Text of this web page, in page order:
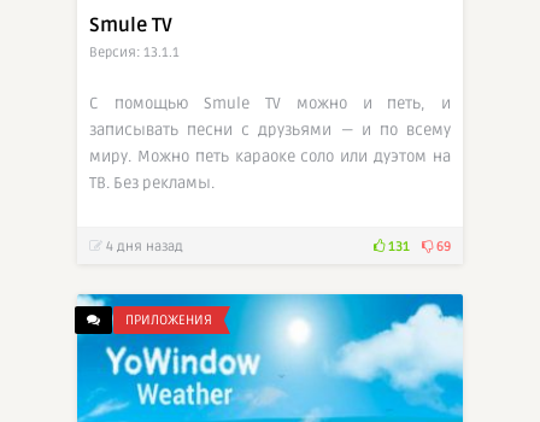
Smule TV
Версия: 13.1.1
С помощью Smule TV можно и петь, и
записывать песни с друзьями — и по всему
миру. Можно петь караоке соло или дуэтом на
ТВ. Без рекламы.
4 дня назад 131 69
ПРИЛОЖЕНИЯ